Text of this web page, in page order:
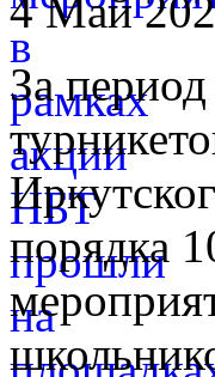
4 Май
За
порядка